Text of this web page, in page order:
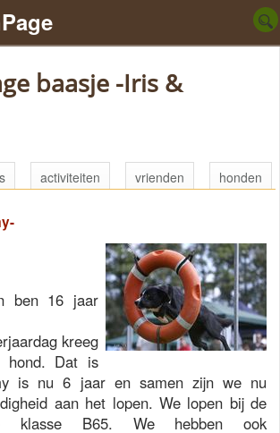
activiteiten vrienden honden
ben 16 jaar
kreeg
hond. Dat is
is nu 6 jaar en samen zijn we nu
aan het lopen. We lopen bij de
B65. We hebben ook